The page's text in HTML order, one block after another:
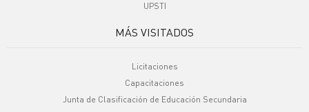
UPSTI
MÁS VISITADOS
Licitaciones
Capacitaciones
Junta de Clasificación de Educación Secundaria